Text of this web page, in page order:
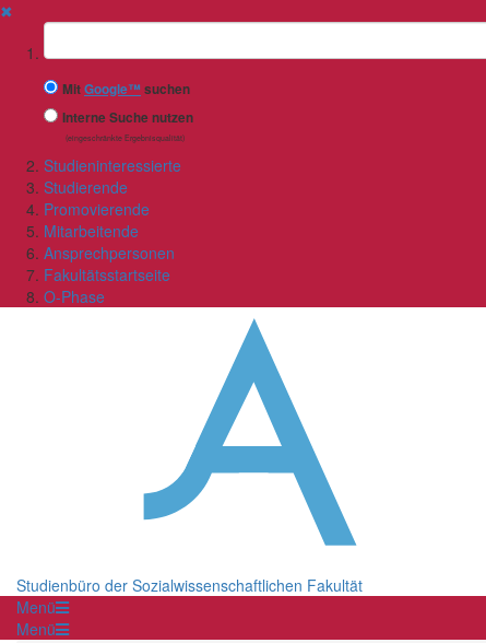
✖
Suchbegriff
MitGoogle™ suchen
Interne Suche nutzen
(eingeschränkte Ergebnisqualität)
Studieninteressierte
Studierende
Promovierende
Mitarbeitende
Ansprechpersonen
Fakultätsstartseite
O-Phase
Studienbüro der Sozialwissenschaftlichen Fakultät
Menü
Menü